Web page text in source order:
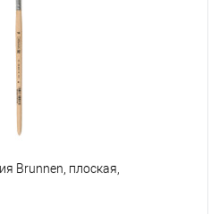
Brunnen, плоская,